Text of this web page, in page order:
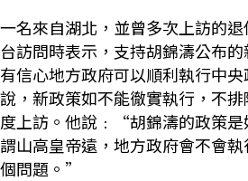
一名來自湖北，並曾多次上訪的
台訪問時表示，支持胡錦濤公布
有信心地方政府可以順利執行中
說，新政策如不能徹實執行，不
度上訪。他說﹕“胡錦濤的政策
謂山高皇帝遠，地方政府會不會
個問題。”